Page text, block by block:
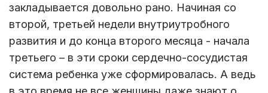
закладывается довольно рано. Начиная со
второй, третьей недели внутриутробного
развития и до конца второго месяца - начала
третьего – в эти сроки сердечно-сосудистая
система ребенка уже сформировалась. А ведь